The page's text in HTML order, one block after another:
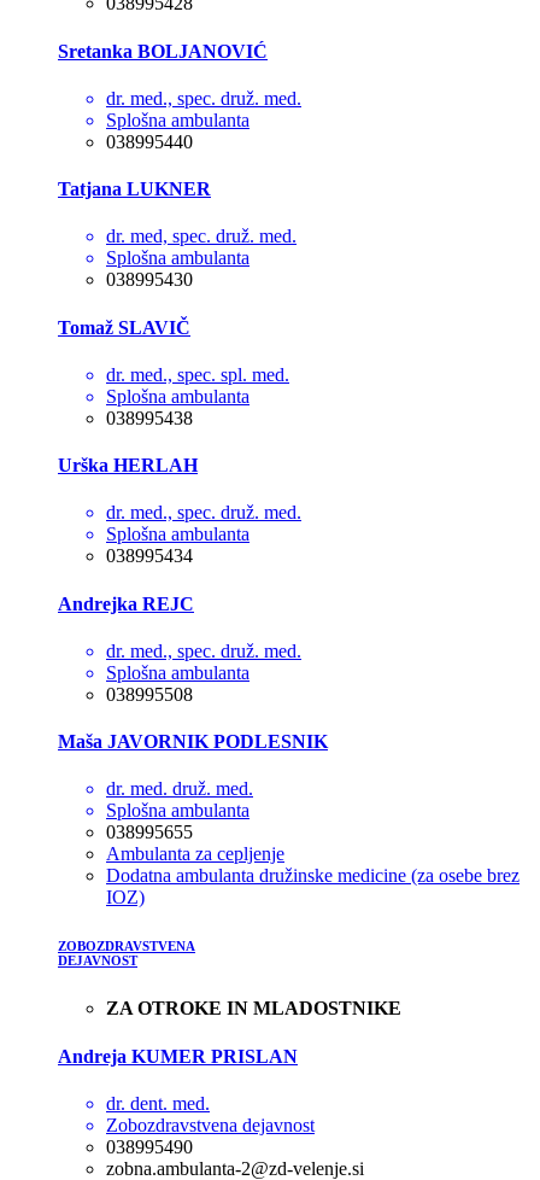
Sretanka BOLJANOVIĆ
dr. med., spec. druž. med.
Splošna ambulanta
038995440
Tatjana LUKNER
dr. med, spec. druž. med.
Splošna ambulanta
038995430
Tomaž SLAVIČ
dr. med., spec. spl. med.
Splošna ambulanta
038995438
Urška HERLAH
dr. med., spec. druž. med.
Splošna ambulanta
038995434
Andrejka REJC
dr. med., spec. druž. med.
Splošna ambulanta
038995508
Maša JAVORNIK PODLESNIK
dr. med. druž. med.
Splošna ambulanta
038995655
Ambulanta za cepljenje
Dodatna ambulanta družinske medicine (za osebe brez
IOZ)
ZOBOZDRAVSTVENA
DEJAVNOST
ZA OTROKE IN MLADOSTNIKE
Andreja KUMER PRISLAN
dr. dent. med.
Zobozdravstvena dejavnost
038995490
zobna.ambulanta-2@zd-velenje.si